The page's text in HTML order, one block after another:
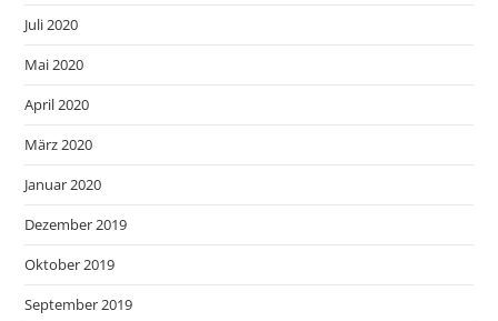
Juli 2020
Mai 2020
April 2020
März 2020
Januar 2020
Dezember 2019
Oktober 2019
September 2019